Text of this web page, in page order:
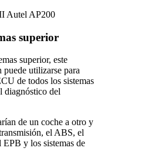
superior
superior, este
utilizarse para
de todos los sistemas
diagnóstico del
de un coche a otro y
el ABS, el
y los sistemas de